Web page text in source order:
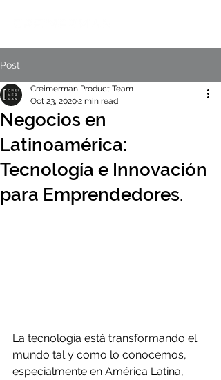
Post
Negocios en
Latinoamérica:
Tecnología e Innovación
para Emprendedores.
Creimerman Product Team
Oct 23, 20202 min read
La tecnología está transformando el
mundo tal y como lo conocemos,
especialmente en América Latina,